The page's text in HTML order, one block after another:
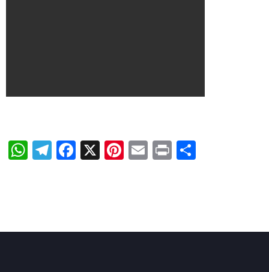
WhatsApp
Telegram
Facebook
X Pinterest
Email
Print